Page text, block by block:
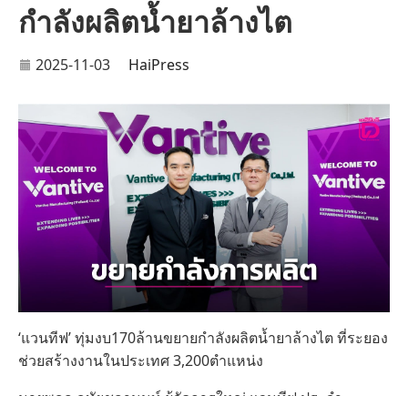
กำลังผลิตน้ำยาล้างไต
2025-11-03 HaiPress
‘แวนทีฟ’ ทุ่มงบ170ล้านขยายกำลังผลิตน้ำยาล้างไต ที่ระยอง
ช่วยสร้างงานในประเทศ 3,200ตำแหน่ง